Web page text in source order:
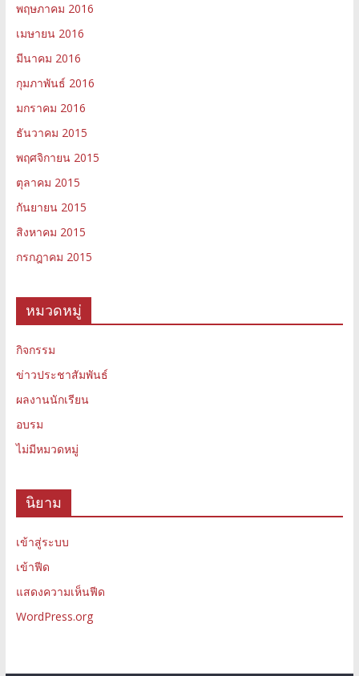
พฤษภาคม 2016
เมษายน 2016
มีนาคม 2016
กุมภาพันธ์ 2016
มกราคม 2016
ธันวาคม 2015
พฤศจิกายน 2015
ตุลาคม 2015
กันยายน 2015
สิงหาคม 2015
กรกฎาคม 2015
หมวดหมู่
กิจกรรม
ข่าวประชาสัมพันธ์
ผลงานนักเรียน
อบรม
ไม่มีหมวดหมู่
นิยาม
เข้าสู่ระบบ
เข้าฟีด
แสดงความเห็นฟีด
WordPress.org